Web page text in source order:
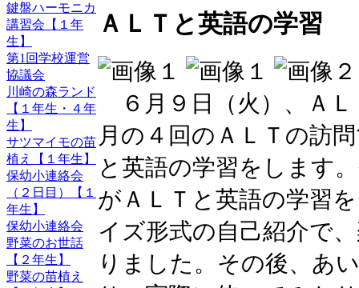
鍵盤ハーモニカ
講習会【１年
生】
第1回学校運営
協議会
川崎の森ランド
【１年生・４年
生】
サツマイモの苗
植え【１年生】
保幼小連絡会
（２日目）【１
年生】
保幼小連絡会
野菜のお世話
【２年生】
野菜の苗植え
ＡＬＴと英語の学習
６月９日（火）、Ａ
月の４回のＡＬＴの訪
と英語の学習をします
がＡＬＴと英語の学習
イズ形式の自己紹介で
りました。その後、あ